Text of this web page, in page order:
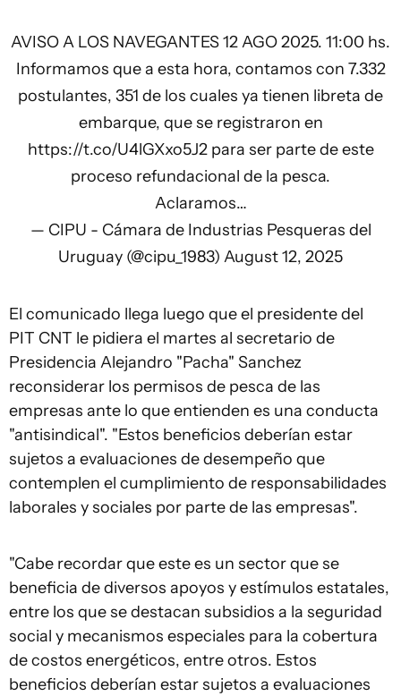
AVISO A LOS NAVEGANTES 12 AGO 2025. 11:00 hs.
Informamos que a esta hora, contamos con 7.332
postulantes, 351 de los cuales ya tienen libreta de
embarque, que se registraron en
https://t.co/U4lGXxo5J2para ser parte de este
proceso refundacional de la pesca.
Aclaramos…
— CIPU - Cámara de Industrias Pesqueras del
Uruguay (@cipu_1983) August 12, 2025
El comunicado llega luego que el presidente del
PIT CNT le pidiera el martes al secretario de
Presidencia Alejandro "Pacha" Sanchez
reconsiderar los permisos de pesca de las
empresas ante lo que entienden es una conducta
"antisindical". "Estos beneficios deberían estar
sujetos a evaluaciones de desempeño que
contemplen el cumplimiento de responsabilidades
laborales y sociales por parte de las empresas".
"Cabe recordar que este es un sector que se
beneficia de diversos apoyos y estímulos estatales,
entre los que se destacan subsidios a la seguridad
social y mecanismos especiales para la cobertura
de costos energéticos, entre otros. Estos
beneficios deberían estar sujetos a evaluaciones